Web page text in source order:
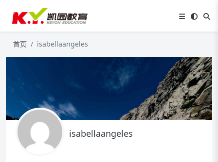
首页 isabellaangeles
isabellaangeles